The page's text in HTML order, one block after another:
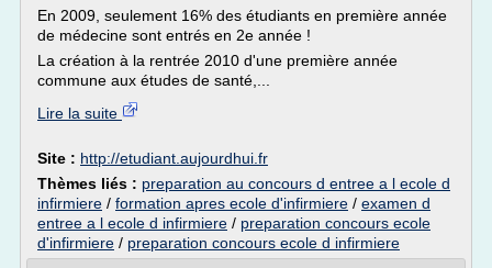
En 2009, seulement 16% des étudiants en première année
de médecine sont entrés en 2e année !
La création à la rentrée 2010 d'une première année
commune aux études de santé,...
Lire la suite
Site : http://etudiant.aujourdhui.fr
Thèmes liés : preparation au concours d entree a l ecole d
infirmiere / formation apres ecole d'infirmiere / examen d
entree a l ecole d infirmiere / preparation concours ecole
d'infirmiere / preparation concours ecole d infirmiere